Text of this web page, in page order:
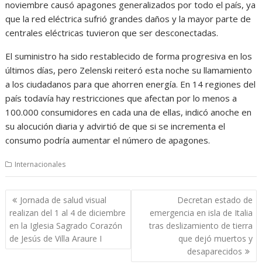
noviembre causó apagones generalizados por todo el país, ya
que la red eléctrica sufrió grandes daños y la mayor parte de
centrales eléctricas tuvieron que ser desconectadas.
El suministro ha sido restablecido de forma progresiva en los
últimos días, pero Zelenski reiteró esta noche su llamamiento
a los ciudadanos para que ahorren energía. En 14 regiones del
país todavía hay restricciones que afectan por lo menos a
100.000 consumidores en cada una de ellas, indicó anoche en
su alocución diaria y advirtió de que si se incrementa el
consumo podría aumentar el número de apagones.
Internacionales
Navegación
de
entradas
Jornada de salud visual
realizan del 1 al 4 de diciembre
en la Iglesia Sagrado Corazón
de Jesús de Villa Araure I
Decretan estado de
emergencia en isla de Italia
tras deslizamiento de tierra
que dejó muertos y
desaparecidos